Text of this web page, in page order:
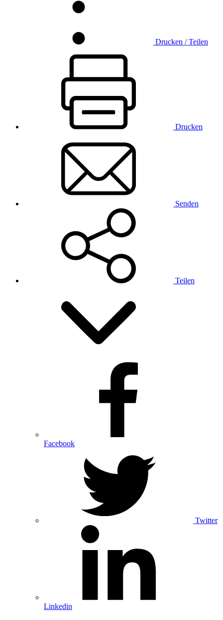
Drucken / Teilen
Drucken
Senden
Teilen
Facebook
Twitter
Linkedin